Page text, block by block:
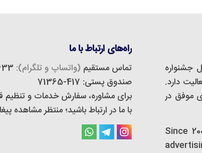
که از سال 1382 تاکنون فعالیت دارد.
و یکصد مشتری موفق در
Since
راه‌های ارتباط با ما
تماس مستقیم (واتساپ و تلگرام):
صندوق پستی: 417-71365
برای مشاوره، سفارش خدمات و تنظیم
با ما در ارتباط باشید؛ منتظر مشاهده